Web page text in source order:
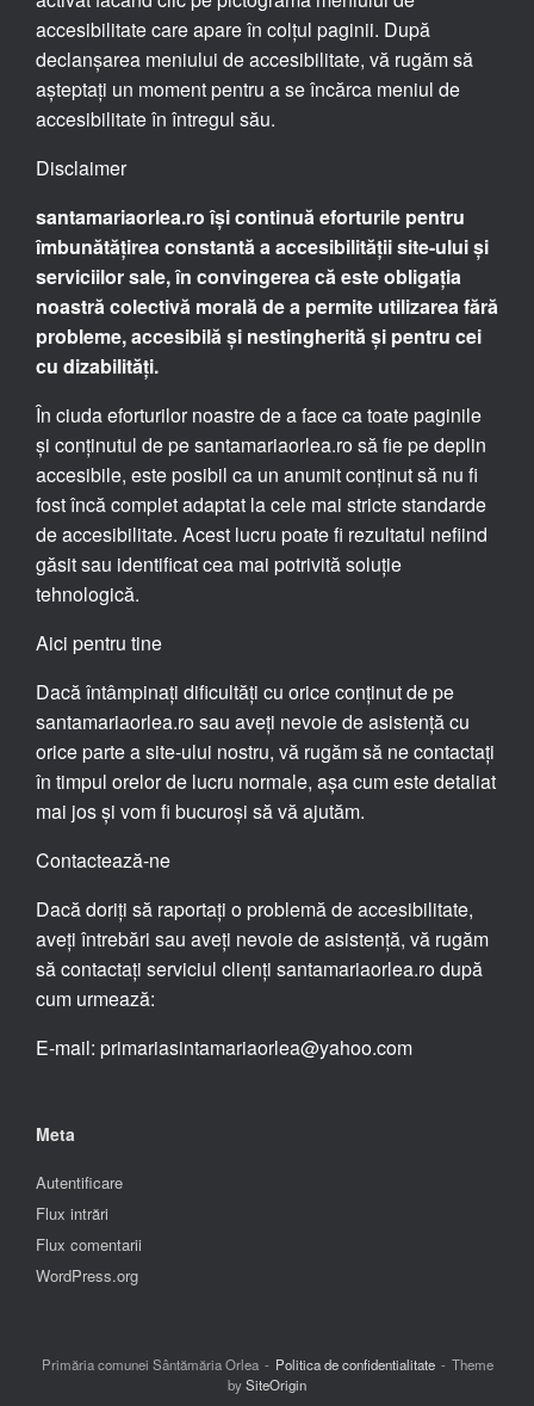
accesibilitate care apare în colțul paginii. După
declanșarea meniului de accesibilitate, vă rugăm să
așteptați un moment pentru a se încărca meniul de
accesibilitate în întregul său.
Disclaimer
santamariaorlea.ro își continuă eforturile pentru
îmbunătățirea constantă a accesibilității site-ului și
serviciilor sale, în convingerea că este obligația
noastră colectivă morală de a permite utilizarea fără
probleme, accesibilă și nestingherită și pentru cei
cu dizabilități.
În ciuda eforturilor noastre de a face ca toate paginile
și conținutul de pe santamariaorlea.ro să fie pe deplin
accesibile, este posibil ca un anumit conținut să nu fi
fost încă complet adaptat la cele mai stricte standarde
de accesibilitate. Acest lucru poate fi rezultatul nefiind
găsit sau identificat cea mai potrivită soluție
tehnologică.
Aici pentru tine
Dacă întâmpinați dificultăți cu orice conținut de pe
santamariaorlea.ro sau aveți nevoie de asistență cu
orice parte a site-ului nostru, vă rugăm să ne contactați
în timpul orelor de lucru normale, așa cum este detaliat
mai jos și vom fi bucuroși să vă ajutăm.
Contactează-ne
Dacă doriți să raportați o problemă de accesibilitate,
aveți întrebări sau aveți nevoie de asistență, vă rugăm
să contactați serviciul clienți santamariaorlea.ro după
cum urmează:
E-mail: primariasintamariaorlea@yahoo.com
Meta
Autentificare
Flux intrări
Flux comentarii
WordPress.org
Primăria comunei Sântămăria Orlea Politica de confidentialitate
Theme
bySiteOrigin